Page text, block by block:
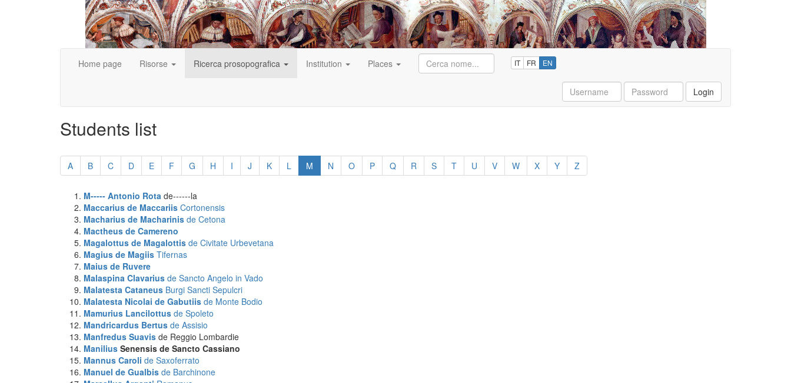
Home page Risorse Ricerca prosopografica Institution Places IT FR EN
Username Password Login
Students list
pagination
A B C D E F G H I J K L M N O P Q R S T U V W X Y Z
M----- Antonio Rota de------la
Maccarius de Maccariis Cortonensis
Macharius de Macharinis de Cetona
Mactheus de Camereno
Magalottus de Magalottis de Civitate Urbevetana
Magius de Magiis Tifernas
Maius de Ruvere
Malaspina Clavarius de Sancto Angelo in Vado
Malatesta Cataneus Burgi Sancti Sepulcri
Malatesta Nicolai de Gabutiis de Monte Bodio
Mamurius Lancilottus de Spoleto
Mandricardus Bertus de Assisio
Manfredus Suavis de Reggio Lombardie
Manilius Senensis de Sancto Cassiano
Mannus Caroli de Saxoferrato
Manuel de Gualbis de Barchinone